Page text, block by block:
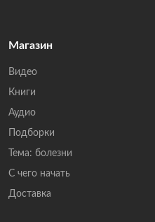
Магазин
Видео
Книги
Аудио
Подборки
Тема: болезни
С чего начать
Доставка